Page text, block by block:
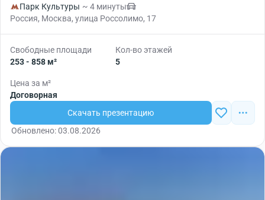
Парк Культуры ~ 4 минуты
Россия, Москва, улица Россолимо, 17
Свободные площади
253 - 858 м²
Кол-во этажей
5
Цена за м²
Договорная
Скачать презентацию
Обновлено: 03.08.2026